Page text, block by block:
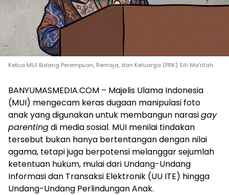
Ketua MUI Bidang Perempuan, Remaja, dan Keluarga (PRK) Siti Ma'rifah.
BANYUMASMEDIA.COM – Majelis Ulama Indonesia
(MUI) mengecam keras dugaan manipulasi foto
anak yang digunakan untuk membangun narasigay
parentingdi media sosial. MUI menilai tindakan
tersebut bukan hanya bertentangan dengan nilai
agama, tetapi juga berpotensi melanggar sejumlah
ketentuan hukum, mulai dari Undang-Undang
Informasi dan Transaksi Elektronik (UU ITE) hingga
Undang-Undang Perlindungan Anak.